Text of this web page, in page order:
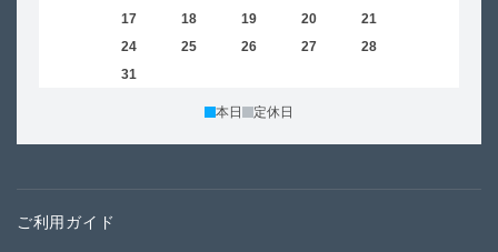
17 18 19 20 21
24 25 26 27 28
31
本日 定休日
ご利用ガイド